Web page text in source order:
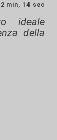
2 min, 14 sec
ideale
della